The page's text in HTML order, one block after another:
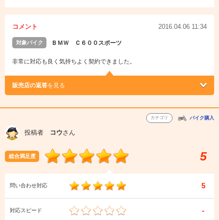
コメント 2016.04.06 11:34
対象バイク ＢＭＷ Ｃ６００スポーツ
非常に対応も良く気持ちよく契約できました。
販売店の返答を見る
カテゴリ バイク購入
投稿者 コウさん
総合満足度 5
問い合わせ対応 5
対応スピード -